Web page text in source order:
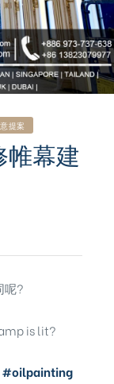
提案
帷幕建
呢?
is lit?
#oilpainting